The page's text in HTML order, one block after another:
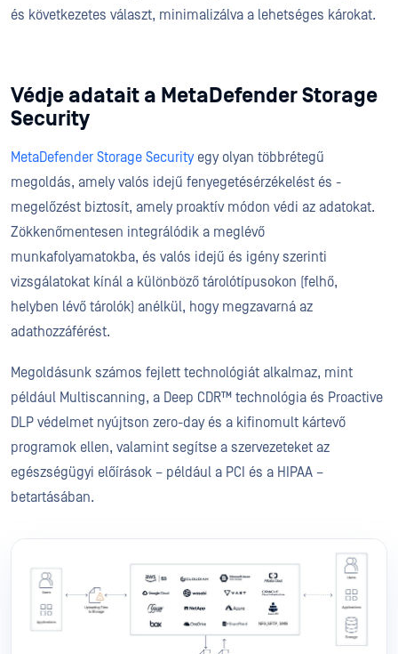
és következetes választ, minimalizálva a lehetséges károkat.
Védje adatait a MetaDefender Storage
Security
MetaDefender Storage Securityegy olyan többrétegű
megoldás, amely valós idejű fenyegetésérzékelést és -
megelőzést biztosít, amely proaktív módon védi az adatokat.
Zökkenőmentesen integrálódik a meglévő
munkafolyamatokba, és valós idejű és igény szerinti
vizsgálatokat kínál a különböző tárolótípusokon (felhő,
helyben lévő tárolók) anélkül, hogy megzavarná az
adathozzáférést.
Megoldásunk számos fejlett technológiát alkalmaz, mint
például Multiscanning, a Deep CDR™ technológia és Proactive
DLP védelmet nyújtson zero-day és a kifinomult kártevő
programok ellen, valamint segítse a szervezeteket az
egészségügyi előírások – például a PCI és a HIPAA –
betartásában.